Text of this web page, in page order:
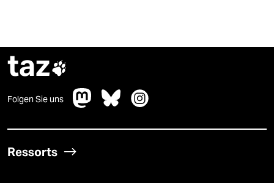
taz
Folgen Sie uns
Ressorts